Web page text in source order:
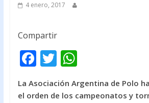
4 enero, 2017
Compartir
F
ac
e
T
w
itt
W
at
La Asociación Argentina de Polo
el orden de los campeonatos y